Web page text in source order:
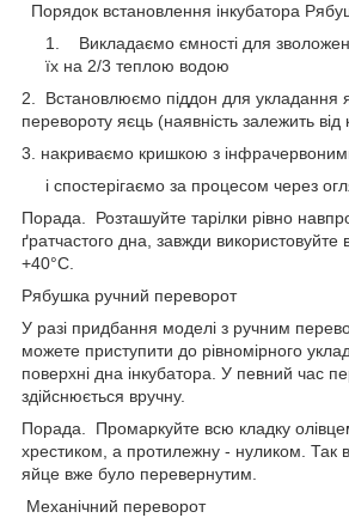
Порядок встановлення інкубатора
Викладаємо ємності для
їх на 2/3 теплою водою
2. Встановлюємо піддон для укладання
перевороту яєць (наявність залежить від
3. накриваємо кришкою з
і спостерігаємо за процесом через
Порада. Розташуйте тарілки рівно
ґратчастого дна, завжди використовуйте
+40°С.
Рябушка ручний переворот
У разі придбання моделі з ручним
можете приступити до рівномірного
поверхні дна інкубатора. У певний час
здійснюється вручну.
Порада. Промаркуйте всю кладку
хрестиком, а протилежну - нуликом. Так
яйце вже було перевернутим.
Механічний переворот